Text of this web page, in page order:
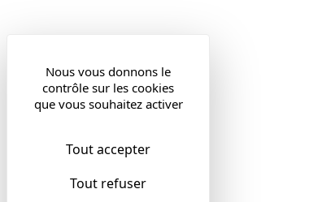
Nous vous donnons le
contrôle sur les cookies
que vous souhaitez activer
Tout accepter
Tout refuser